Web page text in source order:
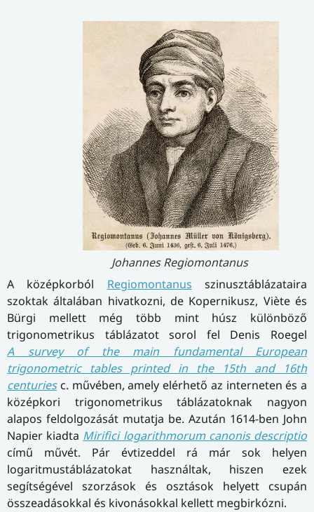
Johannes Regiomontanus
A középkorból Regiomontanus szinusztáblázataira
szoktak általában hivatkozni, de Kopernikusz, Viète és
Bürgi mellett még több mint húsz különböző
trigonometrikus táblázatot sorol fel Denis Roegel
A survey of the main fundamental European
trigonometric tables printed in the 15th and 16th
centuriesc. művében, amely elérhető az interneten és a
középkori trigonometrikus táblázatoknak nagyon
alapos feldolgozását mutatja be. Azután 1614-ben John
Napier kiadta Mirifici logarithmorum canonis descriptio
című művét. Pár évtizeddel rá már sok helyen
logaritmustáblázatokat használtak, hiszen ezek
segítségével szorzások és osztások helyett csupán
összeadásokkal és kivonásokkal kellett megbirkózni.